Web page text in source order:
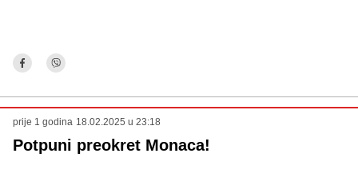
prije 1 godina 18.02.2025 u 23:18
Potpuni preokret Monaca!